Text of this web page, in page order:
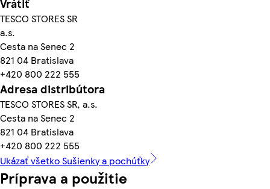
Vrátiť
TESCO STORES SR
a.s.
Cesta na Senec 2
821 04 Bratislava
+420 800 222 555
Adresa distribútora
TESCO STORES SR, a.s.
Cesta na Senec 2
821 04 Bratislava
+420 800 222 555
Ukázať všetko Sušienky a pochúťky
Príprava a použitie